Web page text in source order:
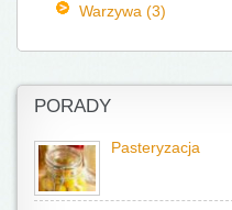
Warzywa (3)
PORADY
Pasteryzacja